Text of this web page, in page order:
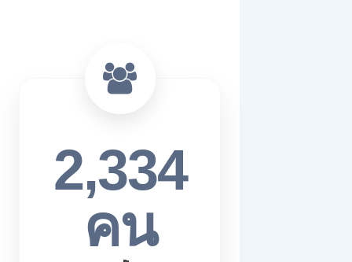
2,334
คน